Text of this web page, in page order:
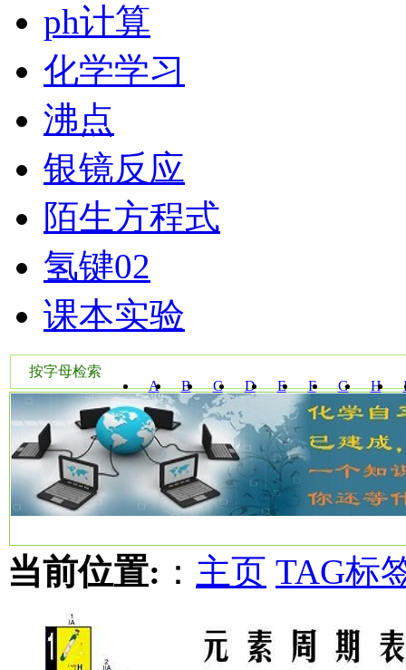
ph计算
化学学习
沸点
银镜反应
陌生方程式
氢键02
课本实验
按字母检索
A
B C D E F G H
W Y
当前位置: ： 主页 TAG标